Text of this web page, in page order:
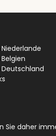
Deutschland
daher